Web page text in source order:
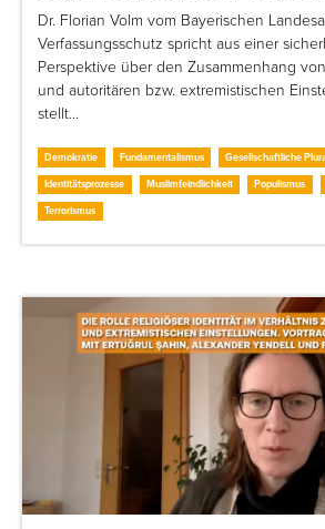
Dr. Florian Volm vom Bayerischen
Verfassungsschutz spricht aus einer
Perspektive über den Zusammenhang
und autoritären bzw. extremistischen
stellt…
Demokratie Fundamentalismus
Gesellschaftliche
Identitätsprozesse
Muslimfeindlichkeit Populismus
Terrorismus